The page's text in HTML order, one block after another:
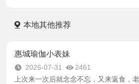
本地其他推荐
惠城瑜伽小表妹
2026-07-31
2461
上次来一次后就念念不忘，又来返食，